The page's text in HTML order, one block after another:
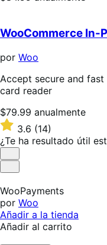
WooCommerce In-
por Woo
Accept secure and
card reader
Precio:
$79.99/anualmente
$79.99 anualmente
Valoración:
3.6
sobre
5
estrellas
3.6 (14)
¿Te ha resultado útil
Es
útil
No
útil
WooPayments
por Woo
Añadir a la tienda
Añadir al carrito